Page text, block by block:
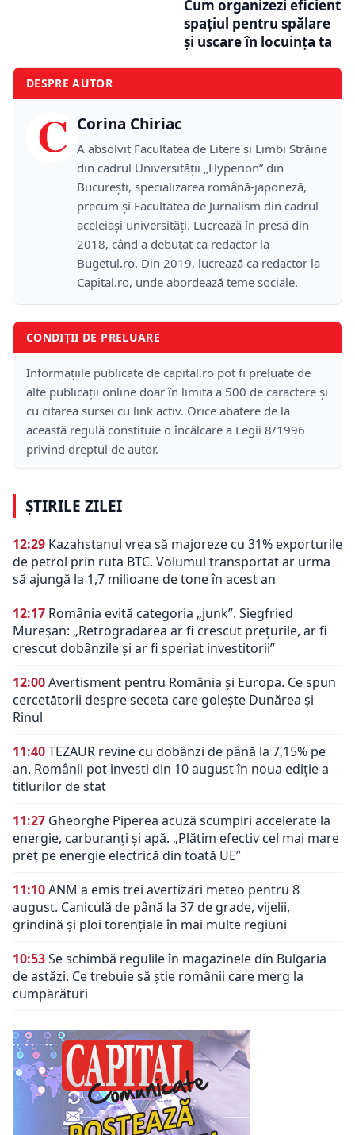
Cum organizezi eficient
spațiul pentru spălare
și uscare în locuința ta
DESPRE AUTOR
C Corina Chiriac
A absolvit Facultatea de Litere și Limbi Străine
din cadrul Universității „Hyperion” din
București, specializarea română-japoneză,
precum și Facultatea de Jurnalism din cadrul
aceleiași universități. Lucrează în presă din
2018, când a debutat ca redactor la
Bugetul.ro. Din 2019, lucrează ca redactor la
Capital.ro, unde abordează teme sociale.
CONDIȚII DE PRELUARE
Informațiile publicate de capital.ro pot fi preluate de
alte publicații online doar în limita a 500 de caractere și
cu citarea sursei cu link activ. Orice abatere de la
această regulă constituie o încălcare a Legii 8/1996
privind dreptul de autor.
ȘTIRILE ZILEI
12:29 Kazahstanul vrea să majoreze cu 31% exporturile
de petrol prin ruta BTC. Volumul transportat ar urma
să ajungă la 1,7 milioane de tone în acest an
12:17 România evită categoria „junk”. Siegfried
Mureșan: „Retrogradarea ar fi crescut preţurile, ar fi
crescut dobânzile şi ar fi speriat investitorii”
12:00Avertisment pentru România și Europa. Ce spun
cercetătorii despre seceta care golește Dunărea și
Rinul
11:40TEZAUR revine cu dobânzi de până la 7,15% pe
an. Românii pot investi din 10 august în noua ediție a
titlurilor de stat
11:27 Gheorghe Piperea acuză scumpiri accelerate la
energie, carburanți și apă. „Plătim efectiv cel mai mare
preț pe energie electrică din toată UE”
11:10ANM a emis trei avertizări meteo pentru 8
august. Caniculă de până la 37 de grade, vijelii,
grindină și ploi torențiale în mai multe regiuni
10:53Se schimbă regulile în magazinele din Bulgaria
de astăzi. Ce trebuie să știe românii care merg la
cumpărături